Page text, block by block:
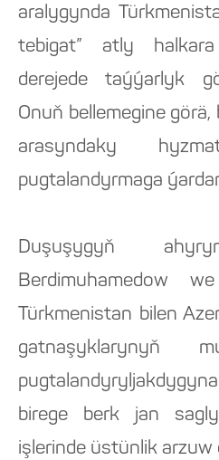
aralygynda
tebigat” atly
derejede taýýarlyk
Onuň bellemegine
arasyndaky
pugtalandyrmaga
Duşuşygyň
Berdimuhamedow
Türkmenistan bilen
gatnaşyklarynyň
birege berk jan
işlerinde üstünlik arzuw